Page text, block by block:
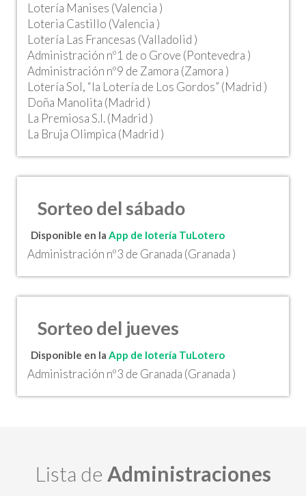
Lotería Manises (Valencia )
Loteria Castillo (Valencia )
Lotería Las Francesas (Valladolid )
Administración nº1 de o Grove (Pontevedra )
Administración nº9 de Zamora (Zamora )
Lotería Sol, “la Lotería de Los Gordos” (Madrid )
Doña Manolita (Madrid )
La Premiosa S.l. (Madrid )
La Bruja Olimpica (Madrid )
Sorteo del sábado
Disponible en la App de lotería TuLotero
Administración nº3 de Granada (Granada )
Sorteo del jueves
Disponible en la App de lotería TuLotero
Administración nº3 de Granada (Granada )
Lista de Administraciones